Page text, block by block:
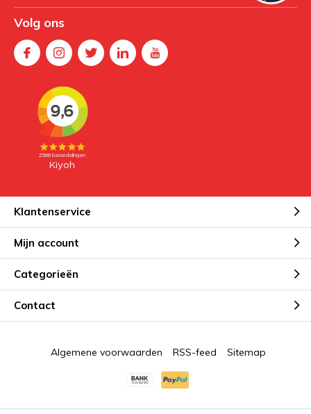
Volg ons
Klantenservice
Mijn account
Categorieën
Contact
Algemene voorwaarden RSS-feed Sitemap